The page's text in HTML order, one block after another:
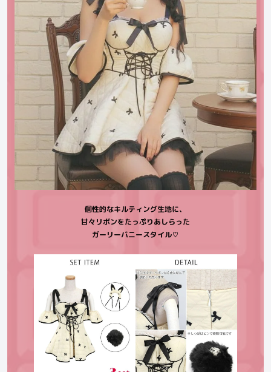
個性的なキルティング生地に、
甘々リボンをたっぷりあしらった
ガーリーバニースタイル♡